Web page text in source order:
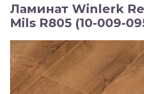
Ламинат Winlerk
Mils R805 (10-009-